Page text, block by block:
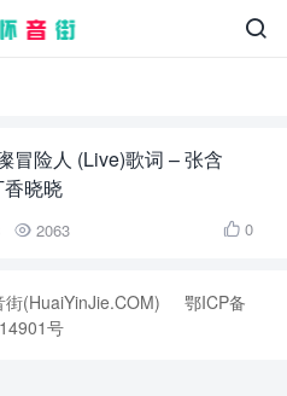

冒险人 (Live)歌词 – 张含
晓晓
 2063  0
(HuaiYinJie.COM)
鄂ICP备
号